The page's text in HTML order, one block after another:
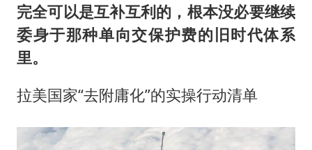
完全可以是互补互利的，根本没必要继续
委身于那种单向交保护费的旧时代体系
里。
拉美国家“去附庸化”的实操行动清单